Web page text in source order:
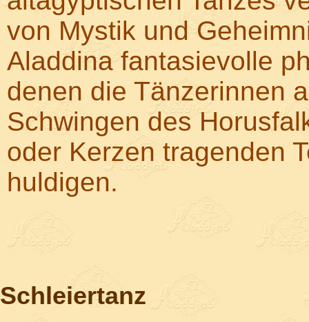
von Mystik und
Aladdina fantasievolle
denen die Tänzerinnen
Schwingen des
oder Kerzen tragenden
huldigen.
Schleiertanz